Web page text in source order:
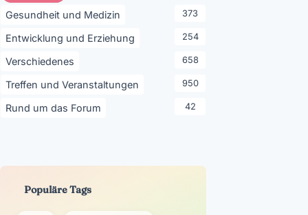
373
Gesundheit und Medizin
254
Entwicklung und Erziehung
658
Verschiedenes
950
Treffen und Veranstaltungen
42
Rund um das Forum
Populäre Tags